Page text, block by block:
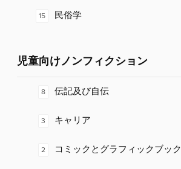
15 民俗学
児童向けノンフィクション
8 伝記及び自伝
3 キャリア
2 コミックとグラフィックブック